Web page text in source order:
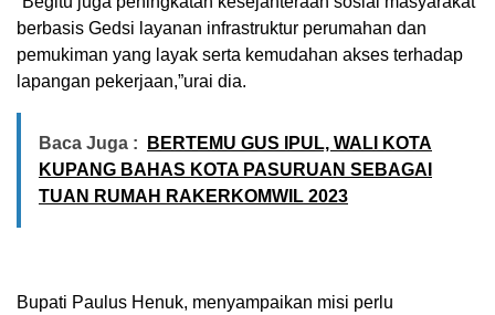
berbasis Gedsi layanan infrastruktur perumahan dan
pemukiman yang layak serta kemudahan akses terhadap
lapangan pekerjaan,”urai dia.
Baca Juga :
BERTEMU GUS IPUL, WALI KOTA
KUPANG BAHAS KOTA PASURUAN SEBAGAI
TUAN RUMAH RAKERKOMWIL 2023
Bupati Paulus Henuk, menyampaikan misi perlu